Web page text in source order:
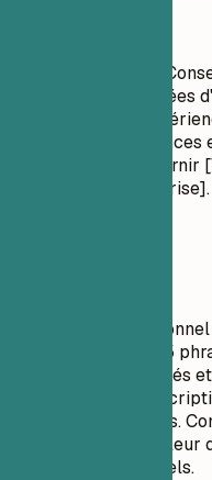
Titre professionnel
avec [Nombre] années
clés/Secteurs].
majeure].
clés]. Engagée à
cible/Type d'entreprise].
Un résumé
doit comporter 3 à 5
vos compétences clés
Adaptez-le à la
mots-clés pertinents.
rend unique et la
employeurs potentiels.